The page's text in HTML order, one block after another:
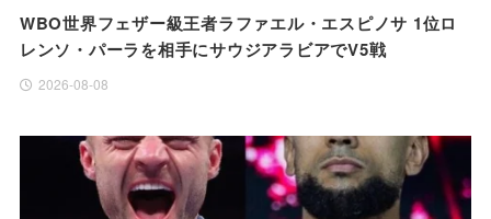
WBO世界フェザー級王者ラファエル・エスピノサ 1位ロ
レンソ・パーラを相手にサウジアラビアでV5戦
2026-08-08